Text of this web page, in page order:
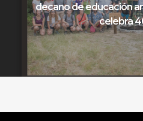
decano de educación
celebra